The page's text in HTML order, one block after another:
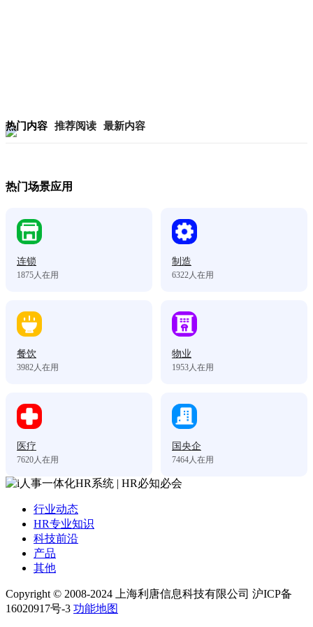
热门内容 推荐阅读 最新内容
热门场景应用
连锁
1875 人在用
制造
6322 人在用
餐饮
3982 人在用
物业
1953 人在用
医疗
7620 人在用
国央企
7464 人在用
行业动态
HR专业知识
科技前沿
产品
其他
Copyright © 2008-2024 上海利唐信息科技有限公司 沪ICP备
16020917号-3 功能地图